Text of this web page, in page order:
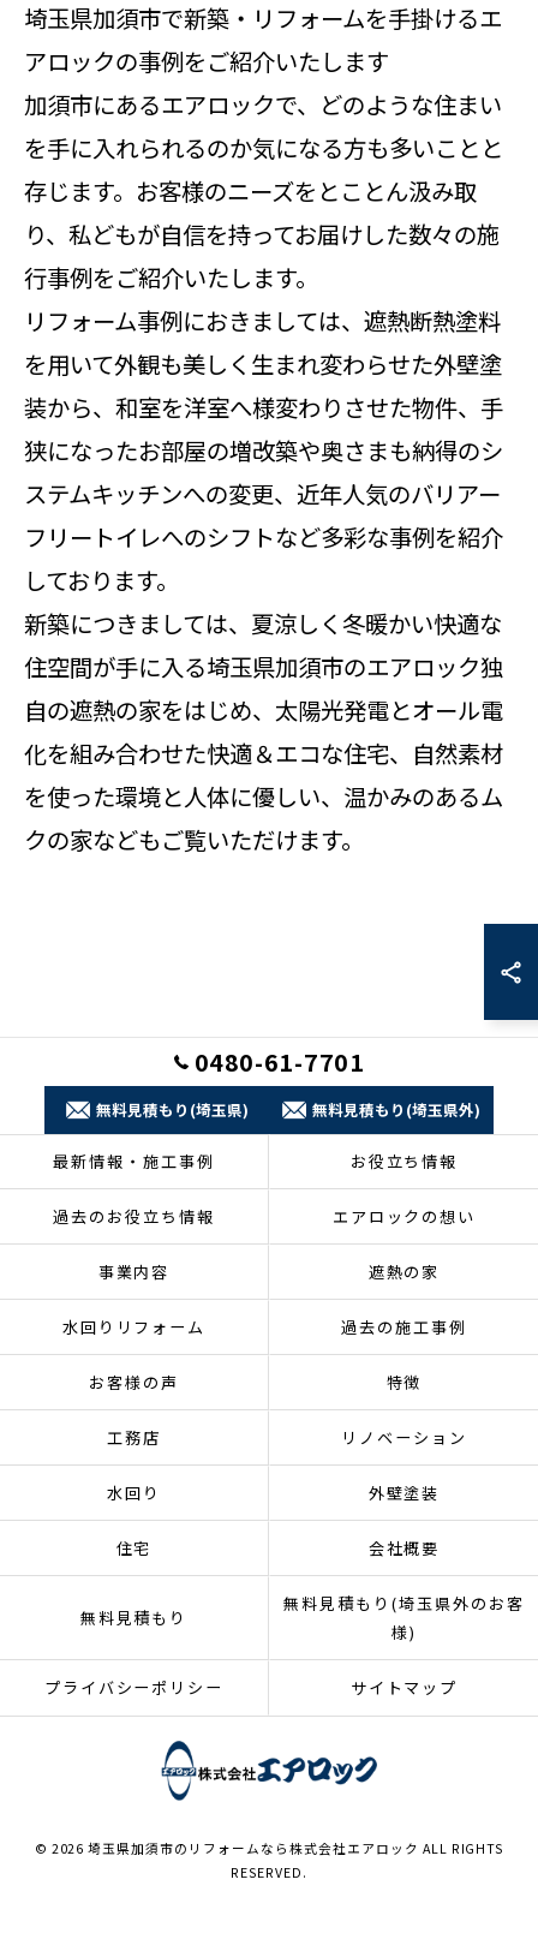
埼玉県加須市で新築・リフォームを手掛けるエ
アロックの事例をご紹介いたします
加須市にあるエアロックで、どのような住まい
を手に入れられるのか気になる方も多いことと
存じます。お客様のニーズをとことん汲み取
り、私どもが自信を持ってお届けした数々の施
行事例をご紹介いたします。
リフォーム事例におきましては、遮熱断熱塗料
を用いて外観も美しく生まれ変わらせた外壁塗
装から、和室を洋室へ様変わりさせた物件、手
狭になったお部屋の増改築や奥さまも納得のシ
ステムキッチンへの変更、近年人気のバリアー
フリートイレへのシフトなど多彩な事例を紹介
しております。
新築につきましては、夏涼しく冬暖かい快適な
住空間が手に入る埼玉県加須市のエアロック独
自の遮熱の家をはじめ、太陽光発電とオール電
化を組み合わせた快適＆エコな住宅、自然素材
を使った環境と人体に優しい、温かみのあるム
クの家などもご覧いただけます。
0480-61-7701
無料見積もり(埼玉県) 無料見積もり(埼玉県外)
最新情報・施工事例 お役立ち情報
過去のお役立ち情報 エアロックの想い
事業内容 遮熱の家
水回りリフォーム 過去の施工事例
お客様の声 特徴
工務店 リノベーション
水回り 外壁塗装
住宅 会社概要
無料見積もり
無料見積もり(埼玉県外のお客
様)
プライバシーポリシー サイトマップ
© 2026 埼玉県加須市のリフォームなら株式会社エアロック ALL RIGHTS
RESERVED.